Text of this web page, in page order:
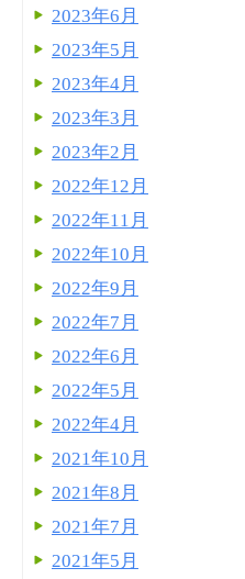
2023年6月
2023年5月
2023年4月
2023年3月
2023年2月
2022年12月
2022年11月
2022年10月
2022年9月
2022年7月
2022年6月
2022年5月
2022年4月
2021年10月
2021年8月
2021年7月
2021年5月